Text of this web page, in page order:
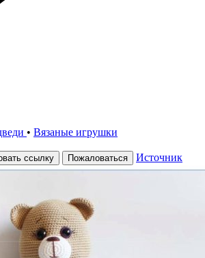
• Вязаные игрушки
ссылку Пожаловаться Источник